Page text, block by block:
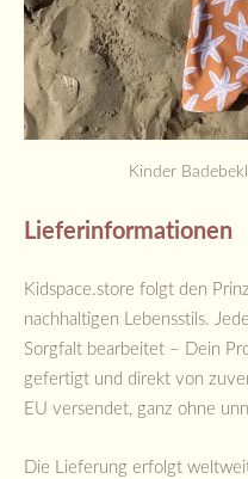
Lieferinformationen
Kidspace.store folgt den
nachhaltigen Lebensstils.
Sorgfalt bearbeitet – Dein
gefertigt und direkt von
EU versendet, ganz ohne
Die Lieferung erfolgt
Kinder